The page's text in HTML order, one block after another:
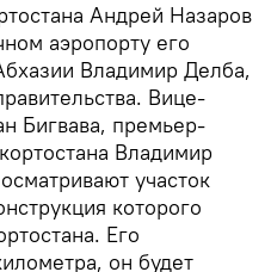
Андрей Назаров
аэропорту его
Владимир Делба,
Вице-
Бигвава, премьер-
Владимир
участок
которого
Его
он будет